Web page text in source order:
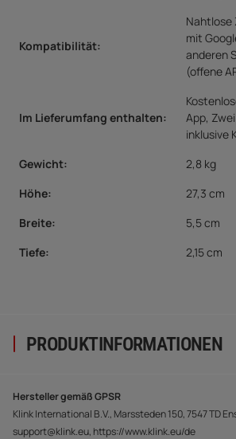
PRODUKTINFORMATIONEN
Kompatibilität:
Nahtlose
mit
anderen
(offene
Im Lieferumfang enthalten:
App,
inklusive
Gewicht:
2,8 kg
Höhe:
27,3 cm
Breite:
5,5 cm
Tiefe:
2,15 cm
Hersteller gemäß GPSR
Klink International B.V., Marssteden 150, 7547 TD
support@klink.eu, https://www.klink.eu/de